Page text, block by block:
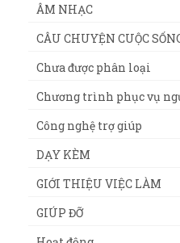
ÂM NHẠC
CÂU CHUYỆN CUỘC
Chưa được phân loại
Chương trình phục vụ
Công nghệ trợ giúp
DẠY KÈM
GIỚI THIỆU VIỆC LÀM
GIÚP ĐỠ